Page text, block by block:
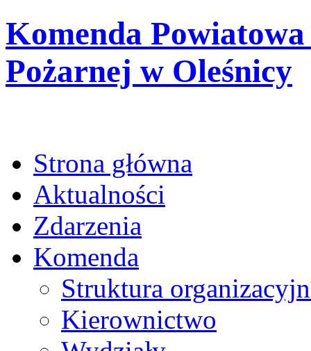
Komenda
Pożarnej w Oleśnicy
Strona główna
Aktualności
Zdarzenia
Komenda
Struktura
Kierownictwo